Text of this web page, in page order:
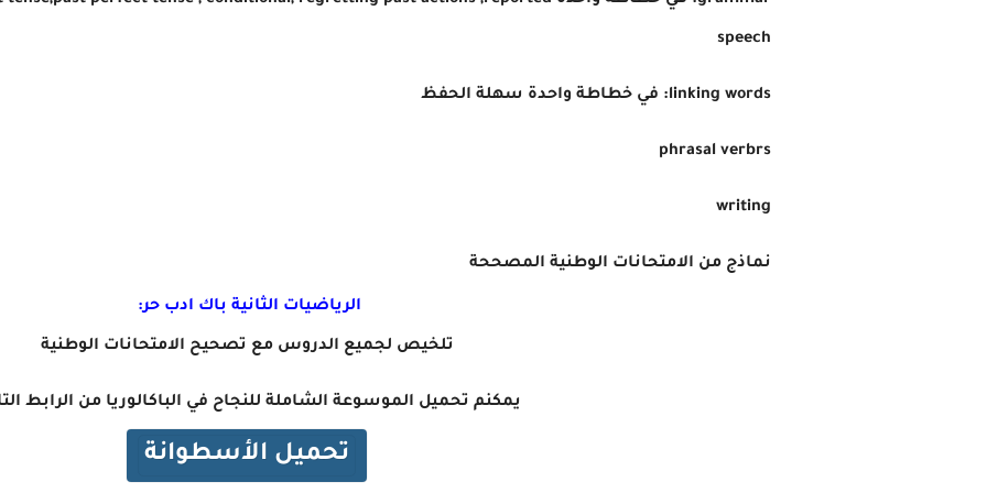
speech
linking words: في خطاطة واحدة سهلة الحفظ
phrasal verbrs
writing
نماذج من الامتحانات الوطنية المصححة
الرياضيات الثانية باك ادب حر:
تلخيص لجميع الدروس مع تصحيح الامتحانات الوطنية
يمكنم تحميل الموسوعة الشاملة للنجاح في الباكالوريا من الرابط
تحميل الأسطوانة